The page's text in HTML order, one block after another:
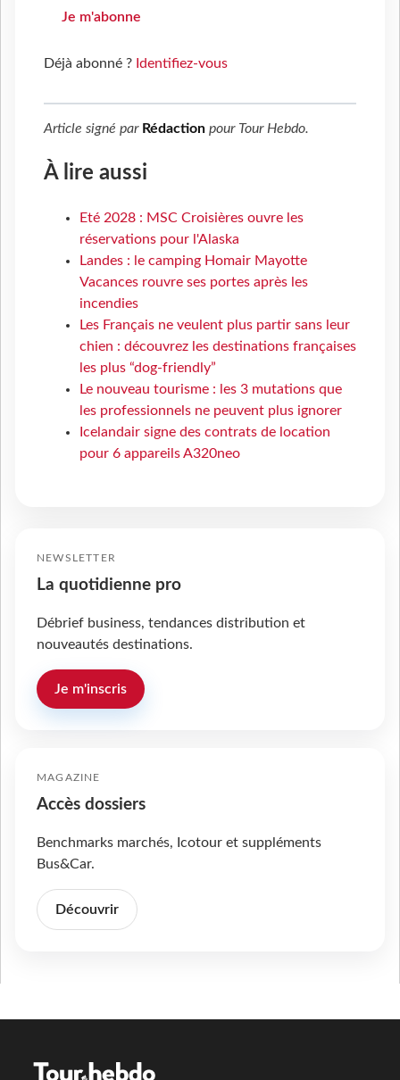
Je m'abonne
Déjà abonné ? Identifiez-vous
Article signé par Rédaction pour Tour Hebdo.
À lire aussi
Eté 2028 : MSC Croisières ouvre les
réservations pour l'Alaska
Landes : le camping Homair Mayotte
Vacances rouvre ses portes après les
incendies
Les Français ne veulent plus partir sans leur
chien : découvrez les destinations françaises
les plus “dog-friendly”
Le nouveau tourisme : les 3 mutations que
les professionnels ne peuvent plus ignorer
Icelandair signe des contrats de location
pour 6 appareils A320neo
NEWSLETTER
La quotidienne pro
Débrief business, tendances distribution et
nouveautés destinations.
Je m'inscris
MAGAZINE
Accès dossiers
Benchmarks marchés, Icotour et suppléments
Bus&Car.
Découvrir